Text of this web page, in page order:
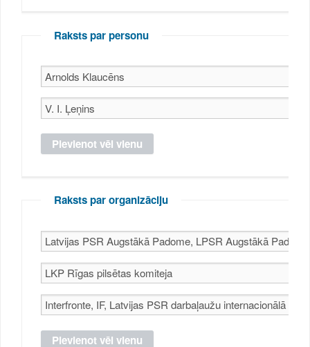
Raksts par personu
Raksts par organizāciju